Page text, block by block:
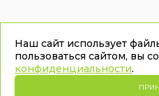
© 2026. ООО
Карта
Политика
Наш сайт использует
пользоваться сайтом, вы
конфиденциальности.